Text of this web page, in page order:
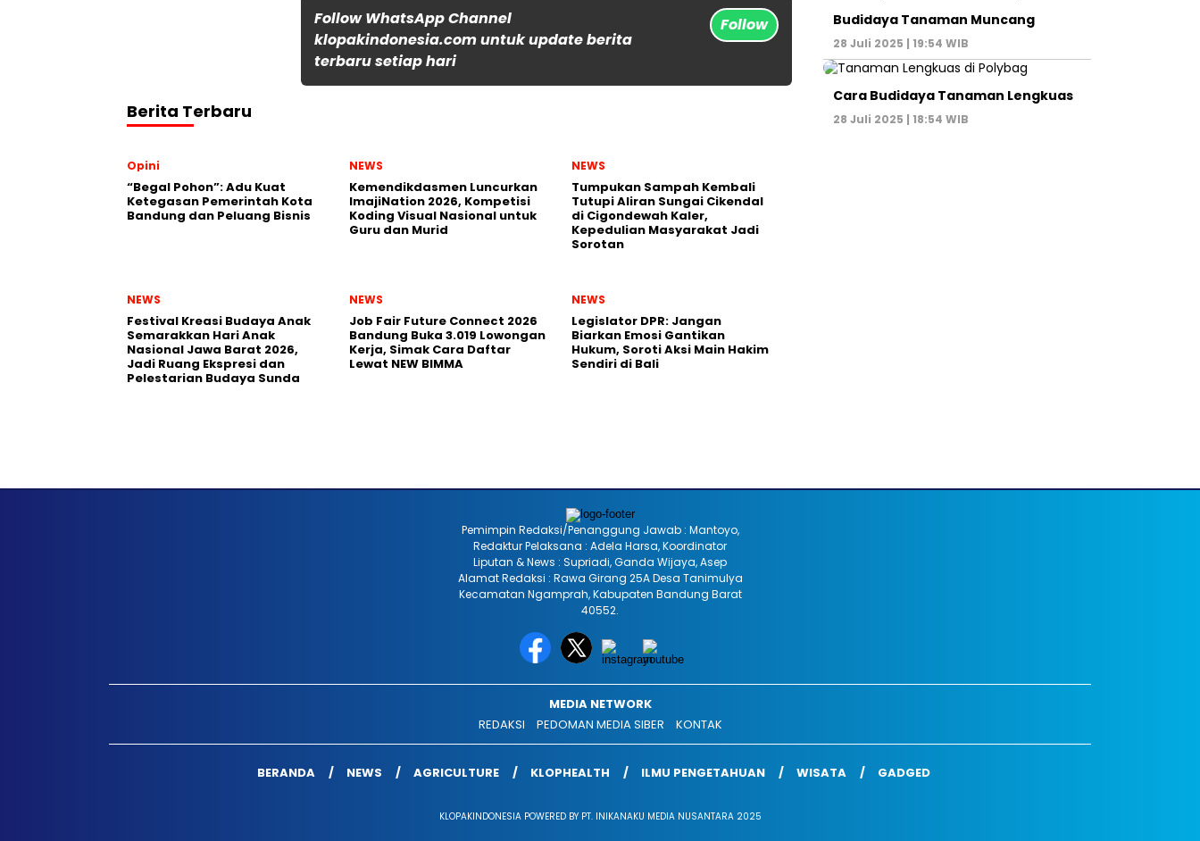
Follow WhatsApp Channel
klopakindonesia.com untuk update berita
terbaru setiap hari
Follow
Berita Terbaru
Opini
“Begal Pohon”: Adu Kuat
Ketegasan Pemerintah Kota
Bandung dan Peluang Bisnis
NEWS
Kemendikdasmen Luncurkan
ImajiNation 2026, Kompetisi
Koding Visual Nasional untuk
Guru dan Murid
NEWS
Tumpukan Sampah Kembali
Tutupi Aliran Sungai Cikendal
di Cigondewah Kaler,
Kepedulian Masyarakat Jadi
Sorotan
NEWS
Festival Kreasi Budaya Anak
Semarakkan Hari Anak
Nasional Jawa Barat 2026,
Jadi Ruang Ekspresi dan
Pelestarian Budaya Sunda
NEWS
Job Fair Future Connect 2026
Bandung Buka 3.019 Lowongan
Kerja, Simak Cara Daftar
Lewat NEW BIMMA
NEWS
Legislator DPR: Jangan
Biarkan Emosi Gantikan
Hukum, Soroti Aksi Main Hakim
Sendiri di Bali
Budidaya Tanaman Muncang
28 Juli 2025 | 19:54 WIB
Cara Budidaya Tanaman Lengkuas
28 Juli 2025 | 18:54 WIB
Pemimpin Redaksi/Penanggung Jawab : Mantoyo,
Redaktur Pelaksana : Adela Harsa, Koordinator
Liputan & News : Supriadi, Ganda Wijaya, Asep
Alamat Redaksi : Rawa Girang 25A Desa Tanimulya
Kecamatan Ngamprah, Kabupaten Bandung Barat
40552.
MEDIA NETWORK
REDAKSI
PEDOMAN MEDIA SIBER KONTAK
BERANDA NEWS AGRICULTURE KLOPHEALTH ILMU PENGETAHUAN WISATA GADGED
KLOPAKINDONESIA POWERED BY PT. INIKANAKU MEDIA NUSANTARA 2025